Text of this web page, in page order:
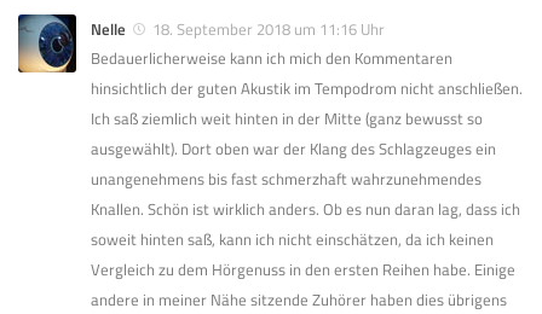
Nelle
18. September 2018 um 11:16 Uhr
Bedauerlicherweise kann ich mich den Kommentaren
hinsichtlich der guten Akustik im Tempodrom nicht anschließen.
Ich saß ziemlich weit hinten in der Mitte (ganz bewusst so
ausgewählt). Dort oben war der Klang des Schlagzeuges ein
unangenehmens bis fast schmerzhaft wahrzunehmendes
Knallen. Schön ist wirklich anders. Ob es nun daran lag, dass ich
soweit hinten saß, kann ich nicht einschätzen, da ich keinen
Vergleich zu dem Hörgenuss in den ersten Reihen habe. Einige
andere in meiner Nähe sitzende Zuhörer haben dies übrigens